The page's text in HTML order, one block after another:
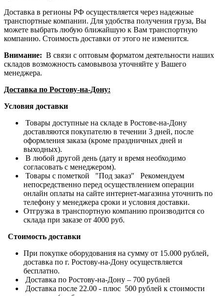
Доставка в регионы РФ осуществляется через надежные
транспортные компании. Для удобства получения груза, Вы
можете выбрать любую ближайшую к Вам транспортную
компанию. Стоимость доставки от этого не изменится.
Внимание: В связи с оптовым форматом деятельности наших
складов возможность самовывоза уточняйте у Вашего
менеджера.
Доставка по Ростову-на-Дону:
Условия доставки
Товары доступные на складе в Ростове-на-Дону
доставляются покупателю в течении 3 дней, после
оформления заказа (кроме праздничных дней и
выходных).
В любой другой день (дату и время необходимо
согласовать с менеджером).
Товары с пометкой "Под заказ" Рекомендуем
непосредственно перед осуществлением операции
онлайн оплаты на сайте интернет-магазина уточнить по
телефону у менеджера сроки и условия доставки.
Отгрузка в транспортную компанию производится со
склада при заказе от 4000 руб.
Стоимость доставки
При покупке оборудования на сумму от 15.000 рублей,
доставка по г. Ростову-на-Дону осуществляется
бесплатно.
Доставка по Ростову-на-Дону – 700 рублей
Доставка после 22.00 - плюс 500 рублей к стоимости